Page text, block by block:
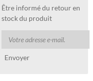
Être informé du retour en
stock du produit
Envoyer